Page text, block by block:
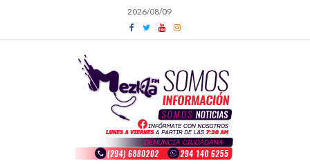
content
2026/08/09